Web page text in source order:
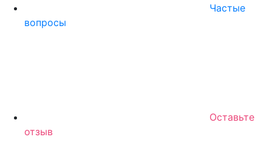
Частые
вопросы
Оставьте
отзыв